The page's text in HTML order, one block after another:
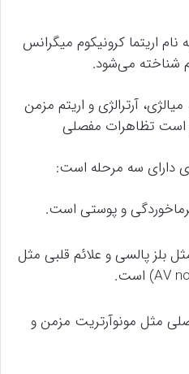
اریتما کرونیکوم میگرانس
شناخته می‌شود.
آرترالژی و اریتم مزمن
است تظاهرات مفصلی
دارای سه مرحله است:
و پوستی است.
بلز پالسی و علائم قلبی مثل
مثل مونوآرتریت مزمن و